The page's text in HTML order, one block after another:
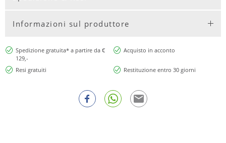
Informazioni sul produttore
Spedizione gratuita* a partire da €
129,-
Acquisto in acconto
Resi gratuiti Restituzione entro 30 giorni